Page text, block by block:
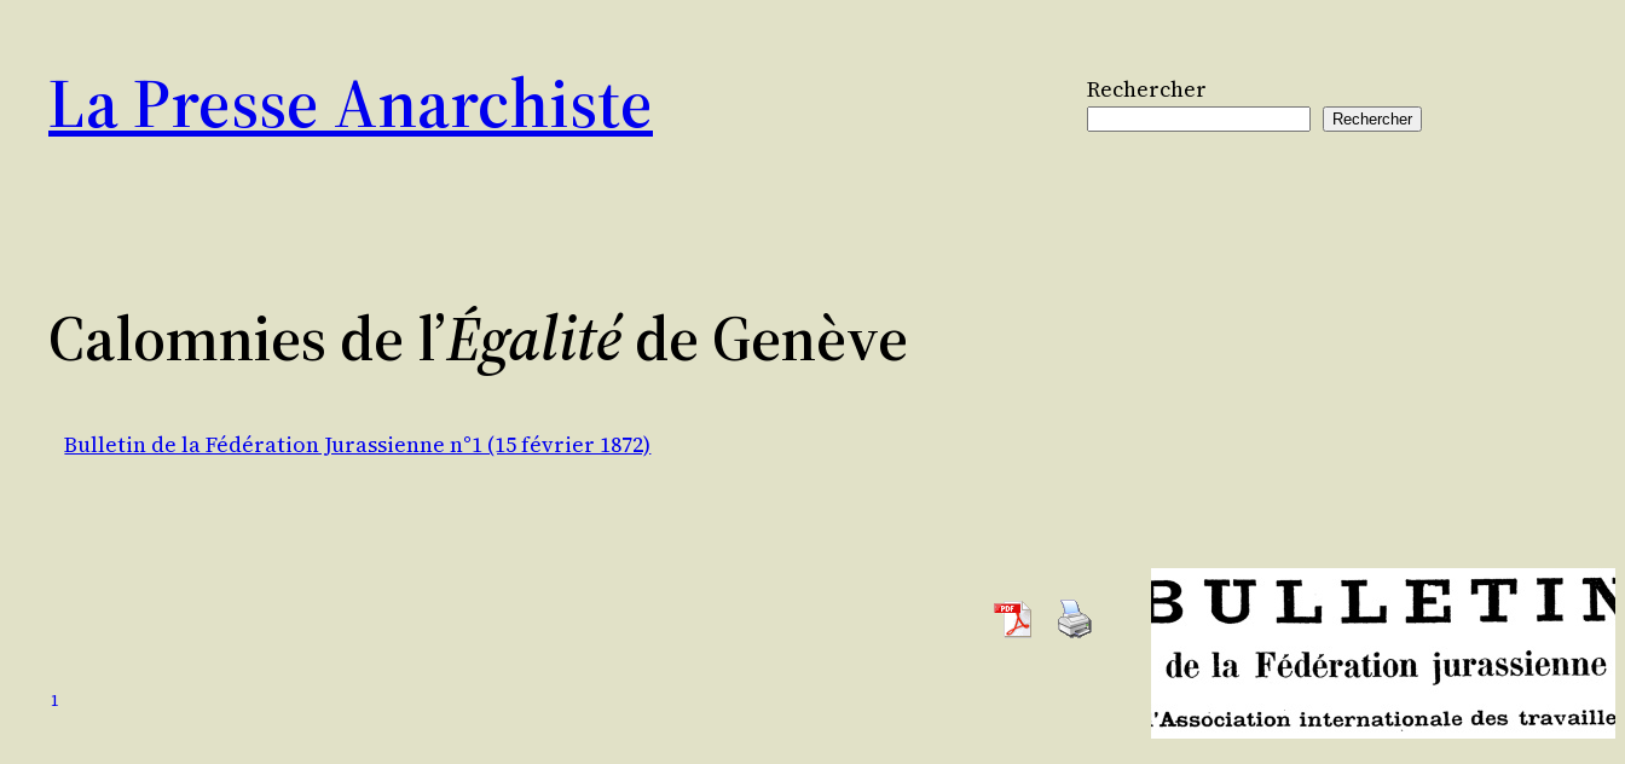
contenu
La Presse Anarchiste Rechercher
Rechercher
Calomnies de l’Égalitéde Genève
Bulletin de la Fédération Jurassienne n°1 (15 février 1872)
1